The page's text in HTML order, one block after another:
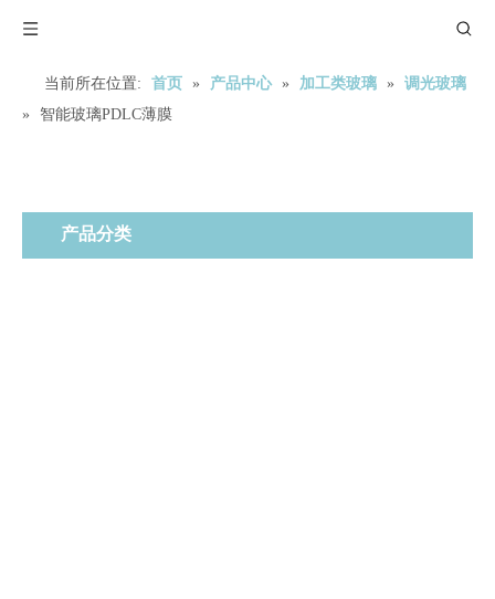
当前所在位置: 首页 » 产品中心 » 加工类玻璃 »
调光玻璃
»
智能玻璃PDLC薄膜
产品分类